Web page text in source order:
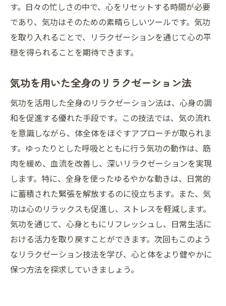
す。日々の忙しさの中で、心をリセットする時間が必要
であり、気功はそのための素晴らしいツールです。気功
を取り入れることで、リラクゼーションを通じて心の平
穏を得られることを期待できます。
気功を用いた全身のリラクゼーション法
気功を活用した全身のリラクゼーション法は、心身の調
和を促進する優れた手段です。この技法では、気の流れ
を意識しながら、体全体をほぐすアプローチが取られま
す。ゆったりとした呼吸とともに行う気功の動作は、筋
肉を緩め、血流を改善し、深いリラクゼーションを実現
します。特に、全身を使ったゆるやかな動きは、日常的
に蓄積された緊張を解放するのに役立ちます。また、気
功は心のリラックスも促進し、ストレスを軽減します。
気功を通じて、心身ともにリフレッシュし、日常生活に
おける活力を取り戻すことができます。次回もこのよう
なリラクゼーション技法を学び、心と体をより健やかに
保つ方法を探求していきましょう。